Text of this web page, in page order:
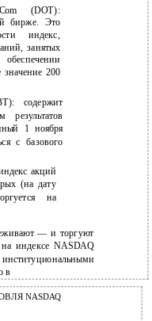
(DOT):
бирже. Это
индекс,
занятых
значение 200
содержит
1 ноября
с базового
акций
(на дату
на
— и торгуют
индексе NASDAQ
в
NASDAQ